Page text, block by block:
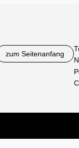
zum Seitenanfang